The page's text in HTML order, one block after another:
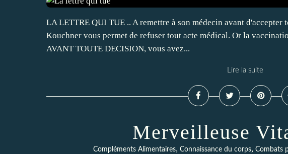
LA LETTRE QUI TUE .. A remettre à son médecin avant
Kouchner vous permet de refuser tout acte médical. Or la
AVANT TOUTE DECISION, vous avez...
Lire la suite
Merveilleuse
Compléments Alimentaires, Connaissance du corps, Combats